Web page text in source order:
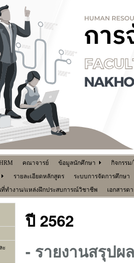
คณาจารย์ ข้อมูลนักศึกษา
กิจกรรม
รายละเอียดหลักสูตร
ระบบการจัดการศึกษา
ทำงาน/แหล่งฝึกประสบการณ์วิชาชีพ เอกสารด
ะ
ปี 2562
- รายงานสรุป